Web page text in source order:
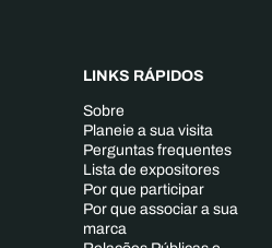
LINKS RÁPIDOS
Sobre
Planeie a sua visita
Perguntas frequentes
Lista de expositores
Por que participar
Por que associar a sua
marca